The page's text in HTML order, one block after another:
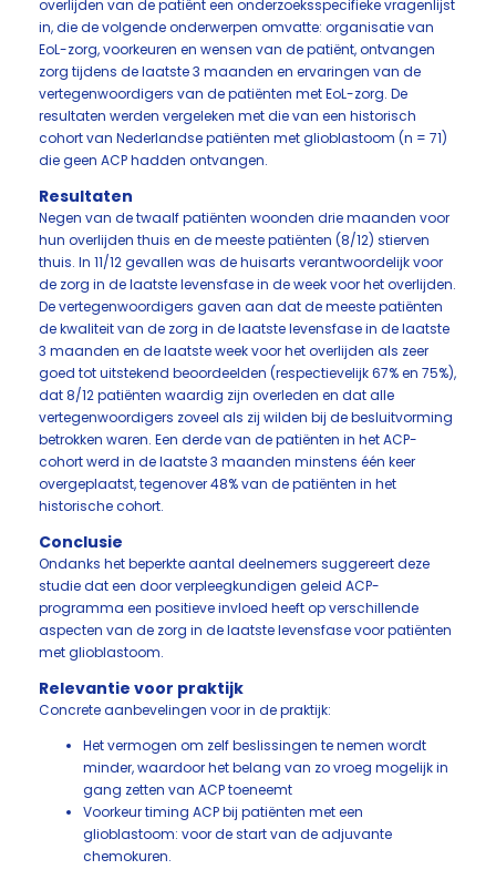
overlijden van de patiënt een onderzoeksspecifieke vragenlijst
in, die de volgende onderwerpen omvatte: organisatie van
EoL-zorg, voorkeuren en wensen van de patiënt, ontvangen
zorg tijdens de laatste 3 maanden en ervaringen van de
vertegenwoordigers van de patiënten met EoL-zorg. De
resultaten werden vergeleken met die van een historisch
cohort van Nederlandse patiënten met glioblastoom (n = 71)
die geen ACP hadden ontvangen.
Resultaten
Negen van de twaalf patiënten woonden drie maanden voor
hun overlijden thuis en de meeste patiënten (8/12) stierven
thuis. In 11/12 gevallen was de huisarts verantwoordelijk voor
de zorg in de laatste levensfase in de week voor het overlijden.
De vertegenwoordigers gaven aan dat de meeste patiënten
de kwaliteit van de zorg in de laatste levensfase in de laatste
3 maanden en de laatste week voor het overlijden als zeer
goed tot uitstekend beoordeelden (respectievelijk 67% en 75%),
dat 8/12 patiënten waardig zijn overleden en dat alle
vertegenwoordigers zoveel als zij wilden bij de besluitvorming
betrokken waren. Een derde van de patiënten in het ACP-
cohort werd in de laatste 3 maanden minstens één keer
overgeplaatst, tegenover 48% van de patiënten in het
historische cohort.
Conclusie
Ondanks het beperkte aantal deelnemers suggereert deze
studie dat een door verpleegkundigen geleid ACP-
programma een positieve invloed heeft op verschillende
aspecten van de zorg in de laatste levensfase voor patiënten
met glioblastoom.
Relevantie voor praktijk
Concrete aanbevelingen voor in de praktijk:
Het vermogen om zelf beslissingen te nemen wordt
minder, waardoor het belang van zo vroeg mogelijk in
gang zetten van ACP toeneemt
Voorkeur timing ACP bij patiënten met een
glioblastoom: voor de start van de adjuvante
chemokuren.